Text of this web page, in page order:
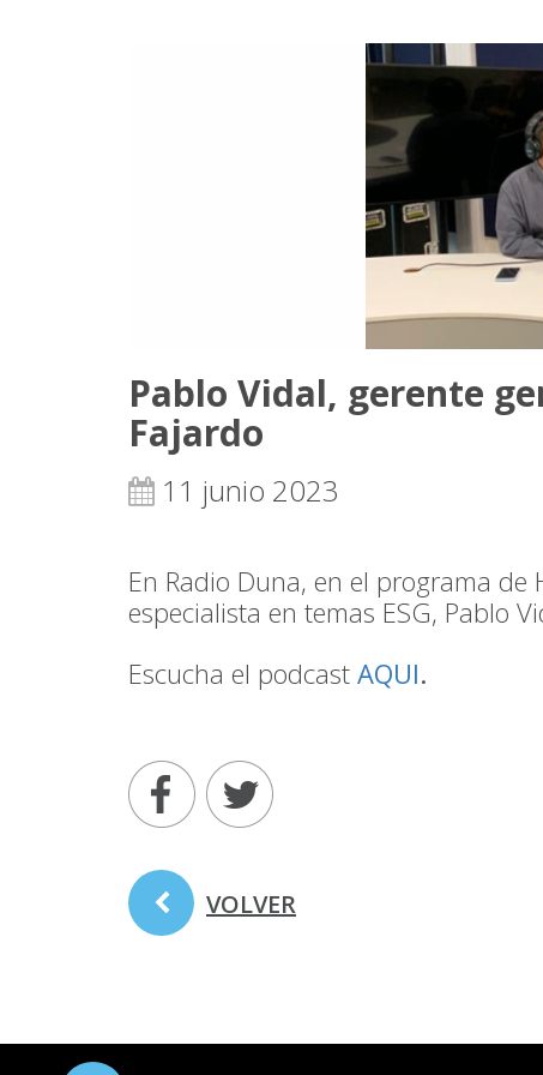
Pablo Vidal, gerente
Fajardo
11 junio 2023
En Radio Duna, en el programa
especialista en temas ESG, Pablo
Escucha el podcast AQUI.
VOLVER